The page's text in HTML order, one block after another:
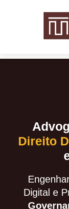
Direito
Digital e